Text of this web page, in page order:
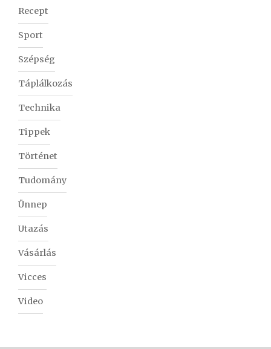
Recept
Sport
Szépség
Táplálkozás
Technika
Tippek
Történet
Tudomány
Ünnep
Utazás
Vásárlás
Vicces
Video